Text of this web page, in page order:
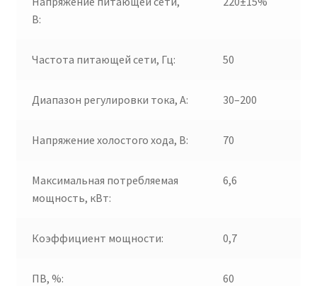
В:
Частота питающей сети, Гц: 50
Диапазон регулировки тока, А: 30–200
Напряжение холостого хода, В: 70
Максимальная потребляемая
мощность, кВт:
6,6
Коэффициент мощности: 0,7
ПВ, %: 60